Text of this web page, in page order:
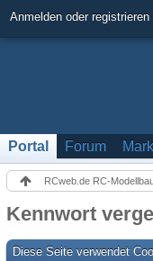
Anmelden oder registrieren
Portal Forum
RCweb.de RC-
Kennwort
Diese Seite verwendet